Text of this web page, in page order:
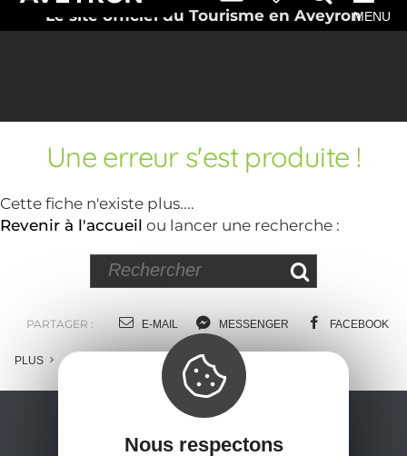
Le site officiel du Tourisme en AveyronMENU
Une erreur s'est produite !
Cette fiche n'existe plus....
Revenir à l'accueil ou lancer une recherche :
PARTAGER : E-MAIL MESSENGER FACEBOOK
PLUS
Nous respectons